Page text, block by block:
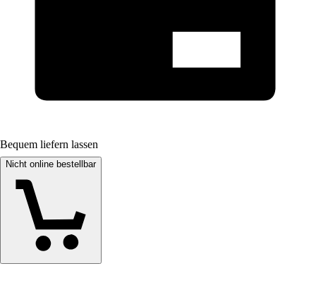
Bequem liefern lassen
Nicht online bestellbar